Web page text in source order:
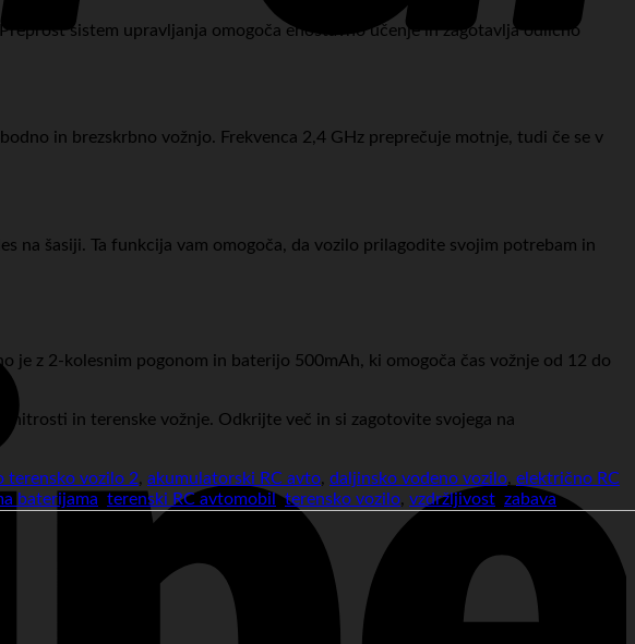
sistem upravljanja omogoča enostavno učenje in zagotavlja odlično
in brezskrbno vožnjo. Frekvenca 2,4 GHz preprečuje motnje, tudi če se v
na šasiji. Ta funkcija vam omogoča, da vozilo prilagodite svojim potrebam in
z 2-kolesnim pogonom in baterijo 500mAh, ki omogoča čas vožnje od 12 do
hitrosti in terenske vožnje. Odkrijte več in si zagotovite svojega na
terensko vozilo 2, akumulatorski RC avto, daljinsko vodeno vozilo, električno RC
baterijama terenski RC avtomobil ,terensko vozilo, vzdržljivost zabava